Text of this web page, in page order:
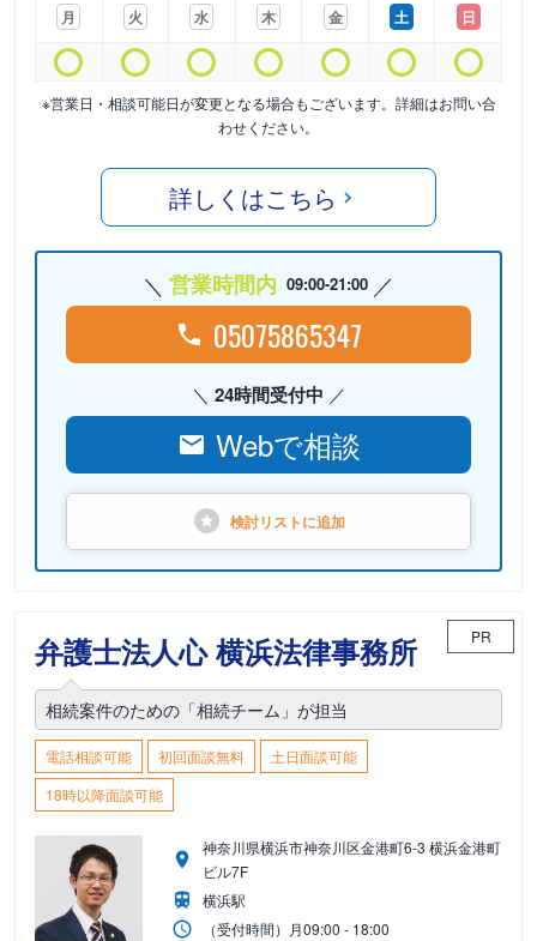
月
火
水
木
金
土
日
※営業日・相談可能日が変更となる場合もございます。詳細はお問い合
わせください。
詳しくはこちら
営業時間内 09:00-21:00
05075865347
24時間受付中
Webで相談
検討リストに追加
弁護士法人心 横浜法律事務所 PR
相続案件のための「相続チーム」が担当
電話相談可能 初回面談無料
土日面談可能
18時以降面談可能
神奈川県横浜市神奈川区金港町6-3 横浜金港町
ビル7F
横浜駅
（受付時間） 月09:00 - 18:00